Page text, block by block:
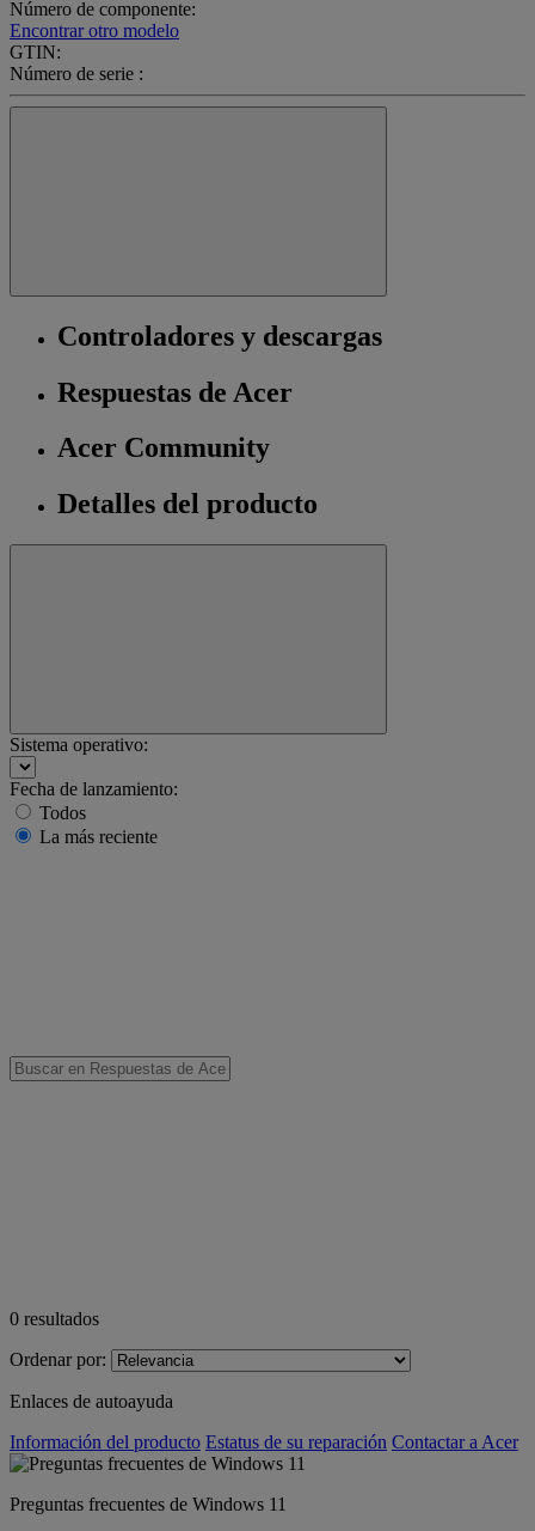
Número de componente:
Encontrar otro modelo
GTIN:
Número de serie :
Controladores y descargas
Respuestas de Acer
Acer Community
Detalles del producto
Sistema operativo:
Fecha de lanzamiento:
Todos
La más reciente
0 resultados
Ordenar por:
Enlaces de autoayuda
Información del producto Estatus de su reparación Contactar a Acer
Preguntas frecuentes de Windows 11